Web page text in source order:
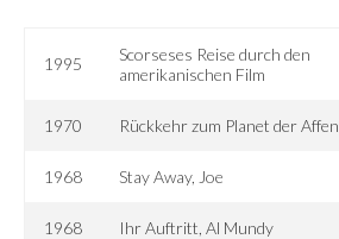
1995
Scorseses Reise durch den
amerikanischen Film
1970 Rückkehr zum Planet der Affen
1968 Stay Away, Joe
1968 Ihr Auftritt, Al Mundy